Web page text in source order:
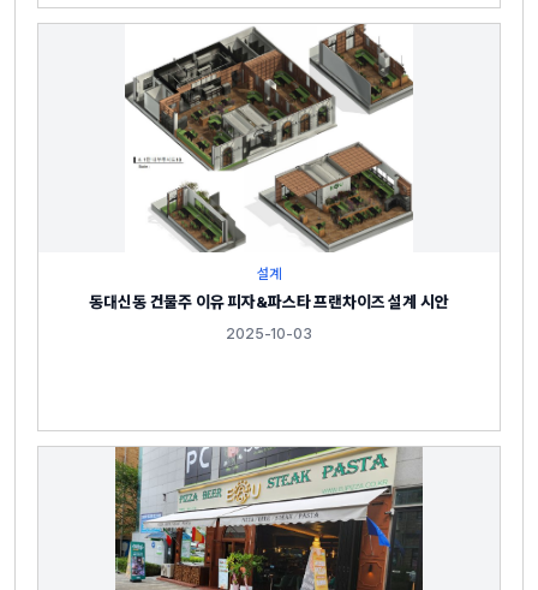
설계
동대신동 건물주 이유 피자&파스타 프랜차이즈 설계 시안
2025-10-03